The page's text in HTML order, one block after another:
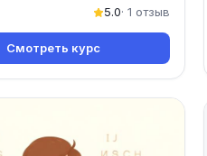
5.0· 1 отзыв
Смотреть курс